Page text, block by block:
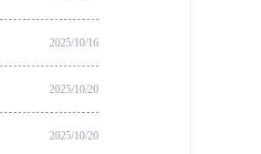
2025/10/16
2025/10/20
2025/10/20